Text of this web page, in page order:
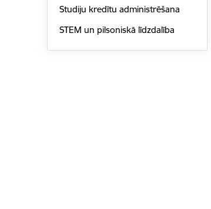
Studiju kredītu administrēšana
STEM un pilsoniskā līdzdalība